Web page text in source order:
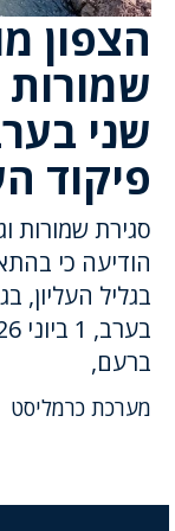
הצפון
שמורות
שני
פיקוד
סגירת שמורות
הודיעה כי
בגליל העליון,
ברעם,
מערכת כרמליסט